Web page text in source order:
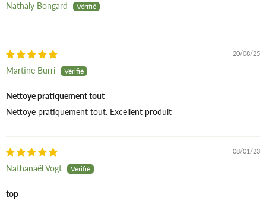
Nathaly Bongard
20/08/25
Martine Burri
Nettoye pratiquement tout
Nettoye pratiquement tout. Excellent produit
08/01/23
Nathanaël Vogt
top